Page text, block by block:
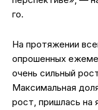
го.
На протяжении
опрошенных
очень сильный
Максимальная
рост, пришлась на